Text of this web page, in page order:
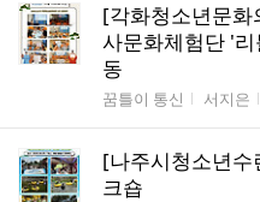
[각화청소년문
사문화체험단 '
동
게시판명
꿈틀이 통신 작성자
서지은
[나주시청소년수
크숍